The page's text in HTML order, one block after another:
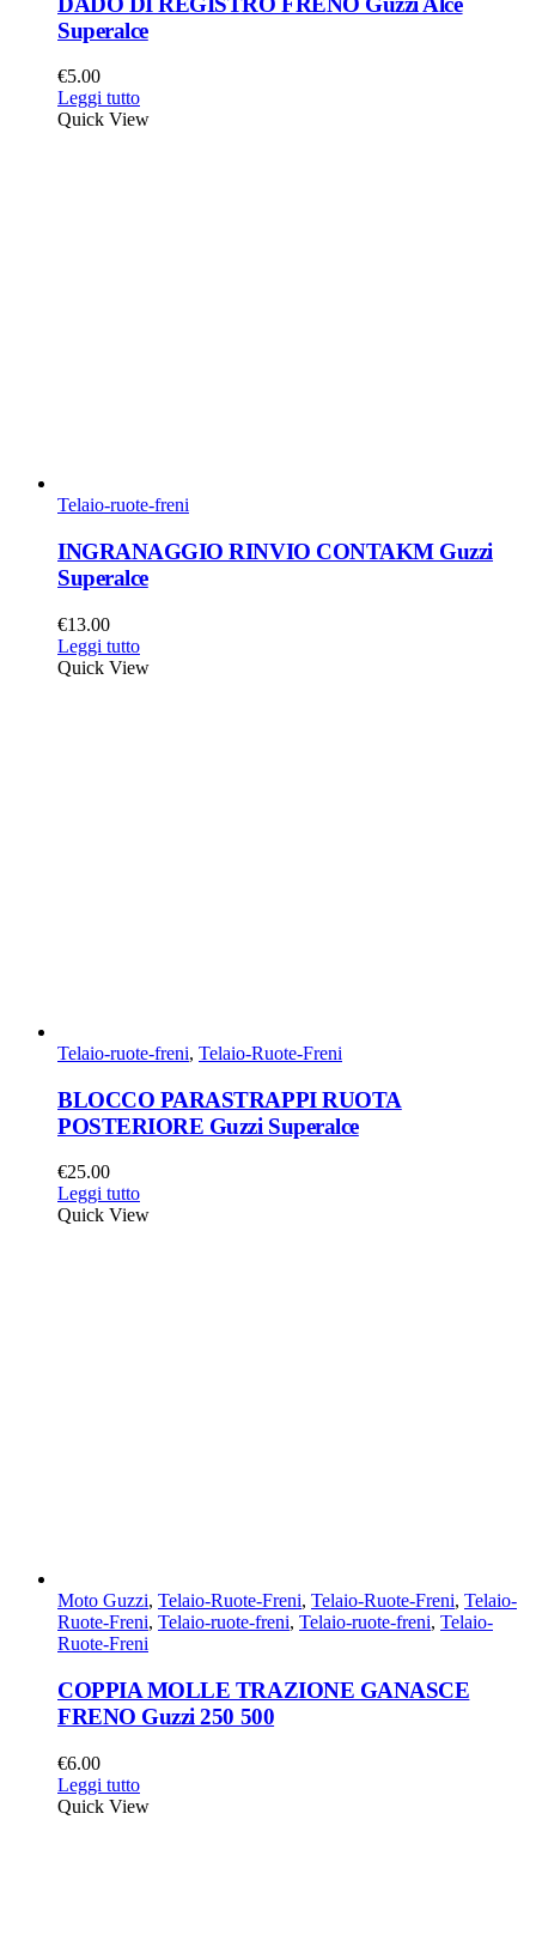
Superalce
€5.00
Leggi tutto
Quick View
Telaio-ruote-freni
INGRANAGGIO RINVIO CONTAKM Guzzi
Superalce
€13.00
Leggi tutto
Quick View
Telaio-ruote-freni, Telaio-Ruote-Freni
BLOCCO PARASTRAPPI RUOTA
POSTERIORE Guzzi Superalce
€25.00
Leggi tutto
Quick View
Moto Guzzi, Telaio-Ruote-Freni, Telaio-Ruote-Freni, Telaio-
Ruote-Freni, Telaio-ruote-freni, Telaio-ruote-freni, Telaio-
Ruote-Freni
COPPIA MOLLE TRAZIONE GANASCE
FRENO Guzzi 250 500
€6.00
Leggi tutto
Quick View